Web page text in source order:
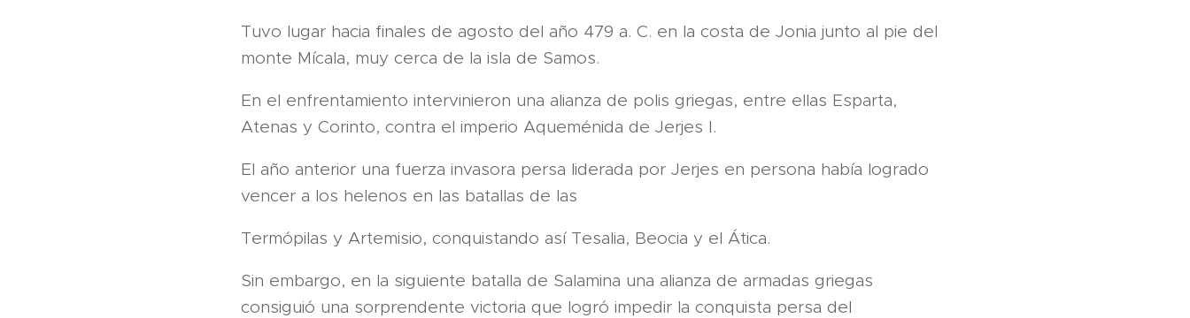
Tuvo lugar hacia finales de agosto del año 479 a. C. en la costa de Jonia junto al pie del
monte Mícala, muy cerca de la isla de Samos.
En el enfrentamiento intervinieron una alianza de polis griegas, entre ellas Esparta,
Atenas y Corinto, contra el imperio Aqueménida de Jerjes I.
El año anterior una fuerza invasora persa liderada por Jerjes en persona había logrado
vencer a los helenos en las batallas de las
Termópilas y Artemisio, conquistando así Tesalia, Beocia y el Ática.
Sin embargo, en la siguiente batalla de Salamina una alianza de armadas griegas
consiguió una sorprendente victoria que logró impedir la conquista persa del